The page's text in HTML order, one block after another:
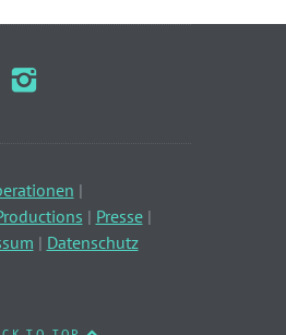
|
| Presse|
| Datenschutz